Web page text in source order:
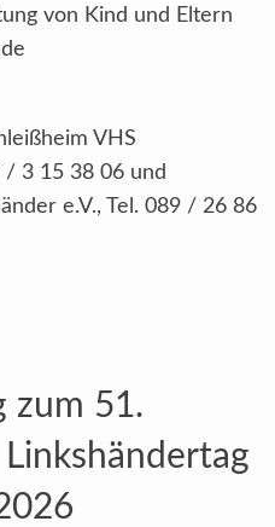
von Kind und Eltern
VHS
/ 3 15 38 06 und
e.V., Tel. 089 / 26 86
zum 51.